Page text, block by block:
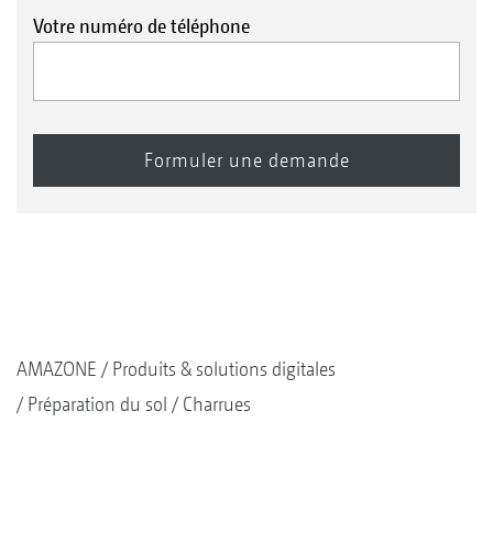
Votre numéro de téléphone
AMAZONE
Produits & solutions digitales
Préparation du sol
Charrues